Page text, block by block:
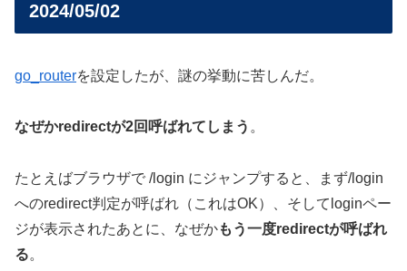
2024/05/02
go_routerを設定したが、謎の挙動に苦しんだ。
なぜかredirectが2回呼ばれてしまう 。
たとえばブラウザで /login にジャンプすると、まず/login
へのredirect判定が呼ばれ（これはOK）、そしてloginペー
ジが表示されたあとに、なぜかもう一度redirectが呼ばれ
る。